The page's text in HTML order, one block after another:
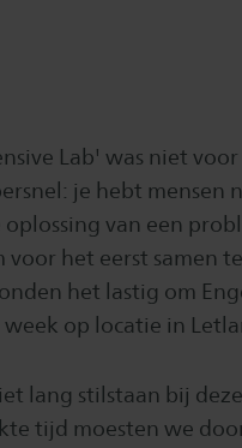
Lab' was niet
je hebt
oplossing van een
voor het eerst samen
het lastig om
op locatie in
lang stilstaan bij
tijd moesten we